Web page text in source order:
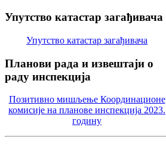
Упутство катастар загађивача
Упутство катастар загађивача
Планови рада и извештаји о
раду инспекција
Позитивно мишљење Координационе
комисије на планове инспекција 2023.
годину